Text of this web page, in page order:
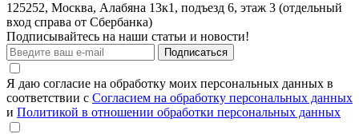
125252, Москва, Алабяна 13к1, подъезд 6, этаж 3 (отдельный
вход справа от Сбербанка)
Подписывайтесь на наши статьи и новости!
Подписаться
Я даю согласие на обработку моих персональных данных в
соответствии с Согласием на обработку персональных данных
и Политикой в отношении обработки персональных данных